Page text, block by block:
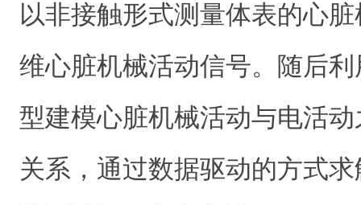
以非接触形式测量体表的心
维心脏机械活动信号。随后
型建模心脏机械活动与电活
关系，通过数据驱动的方式